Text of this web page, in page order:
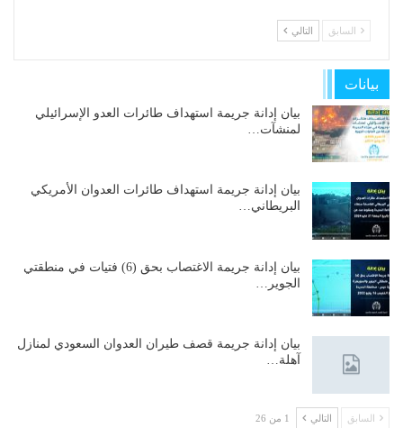
السابق التالي
بيانات
بيان إدانة جريمة استهداف طائرات العدو الإسرائيلي
لمنشآت…
بيان إدانة جريمة استهداف طائرات العدوان الأمريكي
البريطاني…
بيان إدانة جريمة الاغتصاب بحق (6) فتيات في منطقتي
الجوير…
بيان إدانة جريمة قصف طيران العدوان السعودي لمنازل
آهلة…
السابق التالي 1 من 26